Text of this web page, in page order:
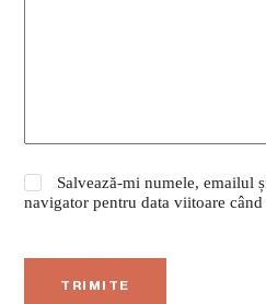
Salvează-mi numele, emailul
navigator pentru data viitoare când
TRIMITE